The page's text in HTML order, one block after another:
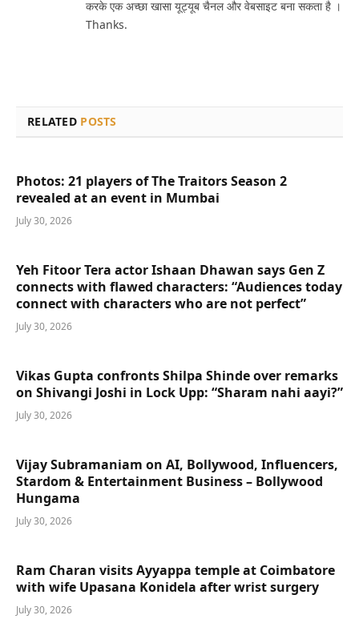
करके एक अच्छा खासा यूट्यूब चैनल और वेबसाइट बना सकता है ।
Thanks.
RELATED POSTS
Photos: 21 players of The Traitors Season 2
revealed at an event in Mumbai
July 30, 2026
Yeh Fitoor Tera actor Ishaan Dhawan says Gen Z
connects with flawed characters: “Audiences today
connect with characters who are not perfect”
July 30, 2026
Vikas Gupta confronts Shilpa Shinde over remarks
on Shivangi Joshi in Lock Upp: “Sharam nahi aayi?”
July 30, 2026
Vijay Subramaniam on AI, Bollywood, Influencers,
Stardom & Entertainment Business – Bollywood
Hungama
July 30, 2026
Ram Charan visits Ayyappa temple at Coimbatore
with wife Upasana Konidela after wrist surgery
July 30, 2026